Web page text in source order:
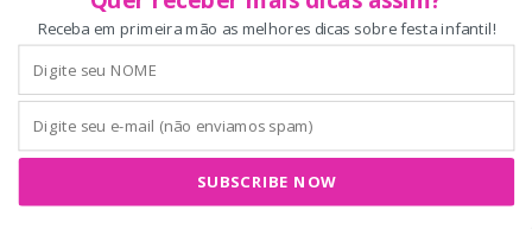
Brincadeiras para festa infantil que
Receba em primeira mão as melhores dicas sobre festa infantil!
SUBSCRIBE NOW